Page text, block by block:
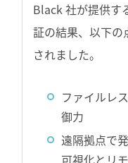
Black 社が提供す
証の結果、以下の
されました。
ファイルレ
御力
遠隔拠点で
可視化とリ